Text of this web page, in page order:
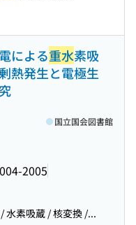
による重水素吸
熱発生と電極生
2005
国立国会図書館
水素吸蔵 / 核変換 /...